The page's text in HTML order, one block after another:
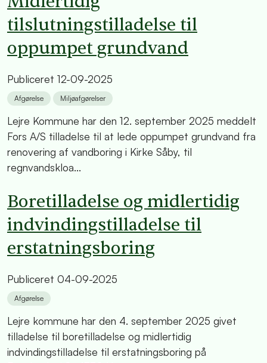
tilslutningstilladelse til
oppumpet grundvand
Publiceret 12-09-2025
Afgørelse Miljøafgørelser
Lejre Kommune har den 12. september 2025 meddelt
Fors A/S tilladelse til at lede oppumpet grundvand fra
renovering af vandboring i Kirke Såby, til
regnvandskloa...
Boretilladelse og midlertidig
indvindingstilladelse til
erstatningsboring
Publiceret 04-09-2025
Afgørelse
Lejre kommune har den 4. september 2025 givet
tilladelse til boretilladelse og midlertidig
indvindingstilladelse til erstatningsboring på